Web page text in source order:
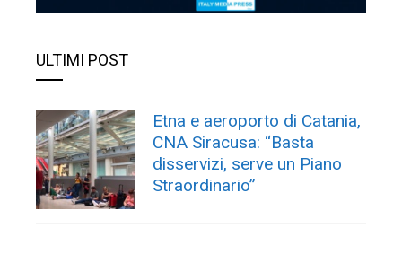
ULTIMI POST
Etna e aeroporto di Catania,
CNA Siracusa: “Basta
disservizi, serve un Piano
Straordinario”